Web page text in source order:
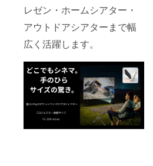
レゼン・ホームシアター・
アウトドアシアターまで幅
広く活躍します。